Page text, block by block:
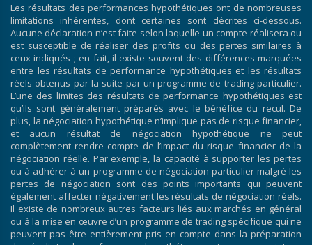
Les résultats des performances hypothétiques ont de nombreuses
limitations inhérentes, dont certaines sont décrites ci-dessous.
Aucune déclaration n’est faite selon laquelle un compte réalisera ou
est susceptible de réaliser des profits ou des pertes similaires à
ceux indiqués ; en fait, il existe souvent des différences marquées
entre les résultats de performance hypothétiques et les résultats
réels obtenus par la suite par un programme de trading particulier.
L’une des limites des résultats de performance hypothétiques est
qu’ils sont généralement préparés avec le bénéfice du recul. De
plus, la négociation hypothétique n’implique pas de risque financier,
et aucun résultat de négociation hypothétique ne peut
complètement rendre compte de l’impact du risque financier de la
négociation réelle. Par exemple, la capacité à supporter les pertes
ou à adhérer à un programme de négociation particulier malgré les
pertes de négociation sont des points importants qui peuvent
également affecter négativement les résultats de négociation réels.
Il existe de nombreux autres facteurs liés aux marchés en général
ou à la mise en œuvre d’un programme de trading spécifique qui ne
peuvent pas être entièrement pris en compte dans la préparation